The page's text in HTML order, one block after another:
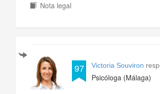
Nota legal
97 Victoria Souviron
Psicóloga (Málaga)